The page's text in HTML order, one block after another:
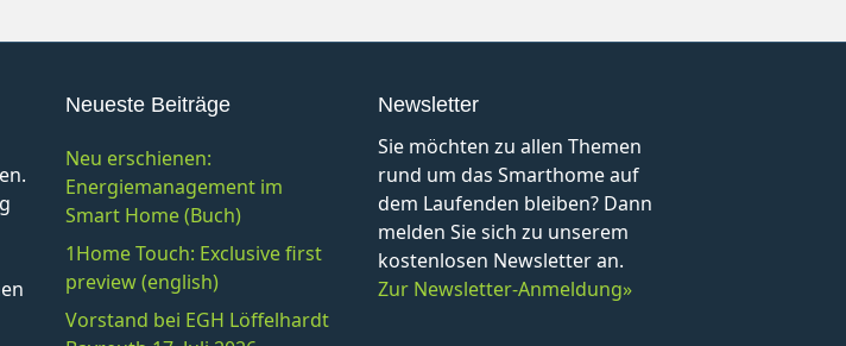
Neueste Beiträge
Neu erschienen:
Energiemanagement im
Smart Home (Buch)
1Home Touch: Exclusive first
preview (english)
Vorstand bei EGH Löffelhardt
Newsletter
Sie möchten zu allen Themen
rund um das Smarthome auf
dem Laufenden bleiben? Dann
melden Sie sich zu unserem
kostenlosen Newsletter an.
Zur Newsletter-Anmeldung»